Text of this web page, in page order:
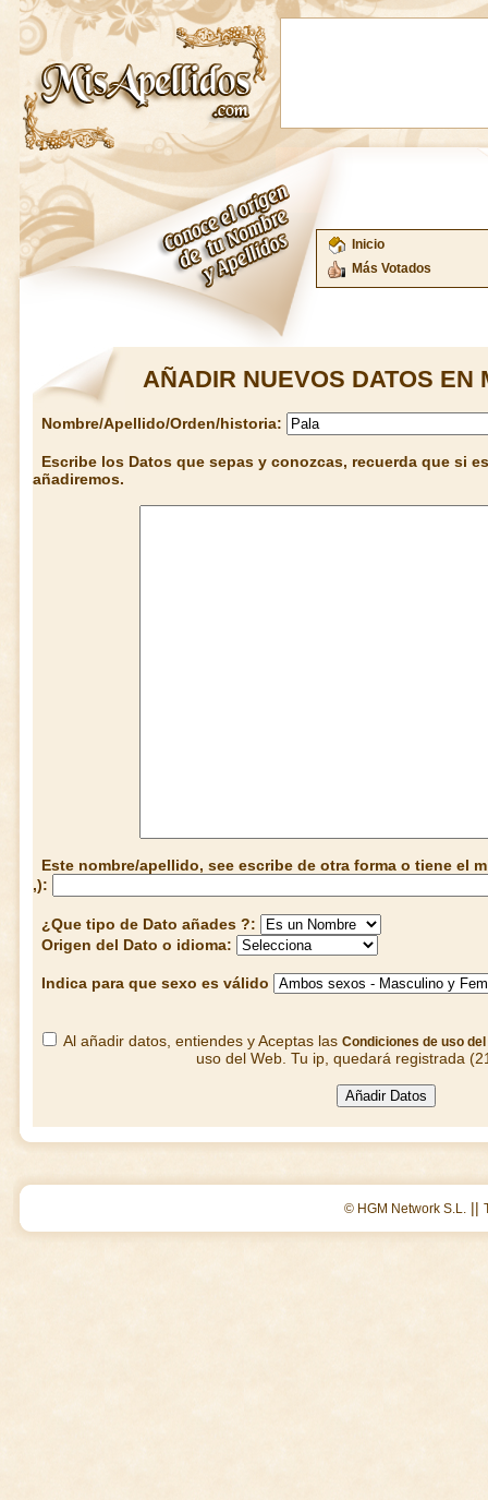
Inicio
Más Votados
AÑADIR NUEVOS DATOS EN
Nombre/Apellido/Orden/historia:
Escribe los Datos que sepas y conozcas, recuerda que si
añadiremos.
Este nombre/apellido, see escribe de otra forma o tiene el
,):
¿Que tipo de Dato añades ?:
Origen del Dato o idioma:
Indica para que sexo es válido
Al añadir datos, entiendes y Aceptas las Condiciones de uso del
uso del Web. Tu ip, quedará registrada
© HGM Network S.L. ||